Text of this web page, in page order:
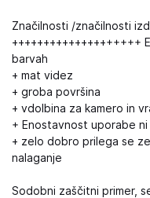
Značilnosti /značilnosti
++++++++++++++++++++
barvah
+ mat videz
+ groba površina
+ vdolbina za kamero in
+ Enostavnost uporabe ni
+ zelo dobro prilega se
nalaganje
Sodobni zaščitni primer,